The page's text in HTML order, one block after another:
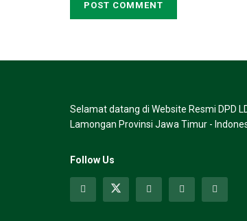
Selamat datang di Website Resmi DPD
Lamongan Provinsi Jawa Timur -
Follow Us